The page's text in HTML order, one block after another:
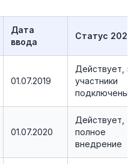
Дата
ввода
Статус 2026
01.07.2019
Действует,
участники
подключены
01.07.2020
Действует,
полное
внедрение